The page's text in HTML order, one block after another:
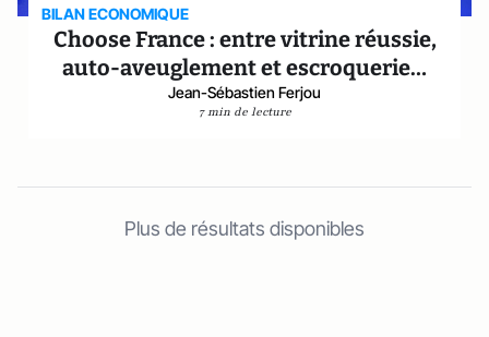
BILAN ECONOMIQUE
Choose France : entre vitrine réussie,
auto-aveuglement et escroquerie…
Jean-Sébastien Ferjou
7 min de lecture
Plus de résultats disponibles